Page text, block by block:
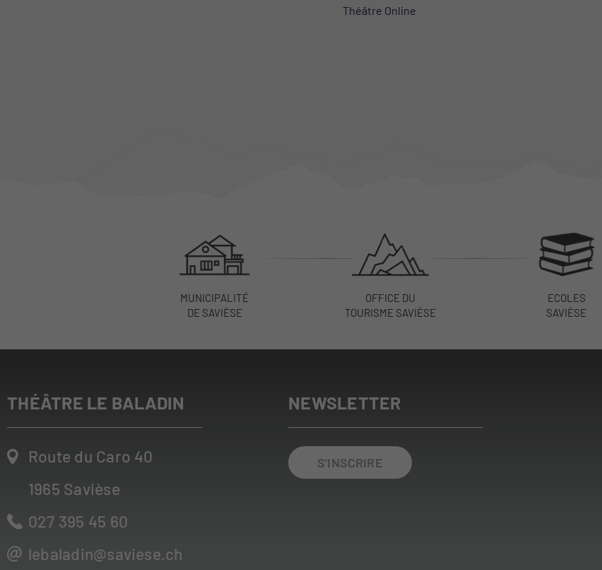
Théâtre Online
MUNICIPALITÉ
DE SAVIÈSE
OFFICE DU
TOURISME SAVIÈSE
ECOLES
SAVIÈSE
THÉÂTRE LE BALADIN
Route du Caro 40
1965 Savièse
027 395 45 60
lebaladin@saviese.ch
NEWSLETTER
S'INSCRIRE